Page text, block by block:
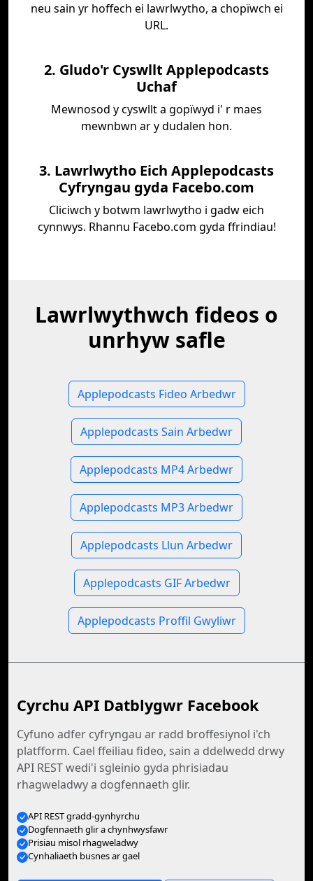
neu sain yr hoffech ei lawrlwytho, a chopïwch ei
URL.
2. Gludo'r Cyswllt Applepodcasts
Uchaf
Mewnosod y cyswllt a gopïwyd i' r maes
mewnbwn ar y dudalen hon.
3. Lawrlwytho Eich Applepodcasts
Cyfryngau gyda Facebo.com
Cliciwch y botwm lawrlwytho i gadw eich
cynnwys. Rhannu Facebo.com gyda ffrindiau!
Lawrlwythwch fideos o
unrhyw safle
Applepodcasts Fideo Arbedwr
Applepodcasts Sain Arbedwr
Applepodcasts MP4 Arbedwr
Applepodcasts MP3 Arbedwr
Applepodcasts Llun Arbedwr
Applepodcasts GIF Arbedwr
Applepodcasts Proffil Gwyliwr
Cyrchu API Datblygwr Facebook
Cyfuno adfer cyfryngau ar radd broffesiynol i'ch
platfform. Cael ffeiliau fideo, sain a ddelwedd drwy
API REST wedi'i sgleinio gyda phrisiadau
rhagweladwy a dogfennaeth glir.
API REST gradd-gynhyrchu
Dogfennaeth glir a chynhwysfawr
Prisiau misol rhagweladwy
Cynhaliaeth busnes ar gael